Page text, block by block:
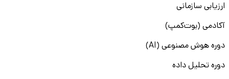
ارزیابی سازمانی
آکادمی (بوت‌کمپ)
دوره هوش مصنوعی (AI)
دوره تحلیل داده